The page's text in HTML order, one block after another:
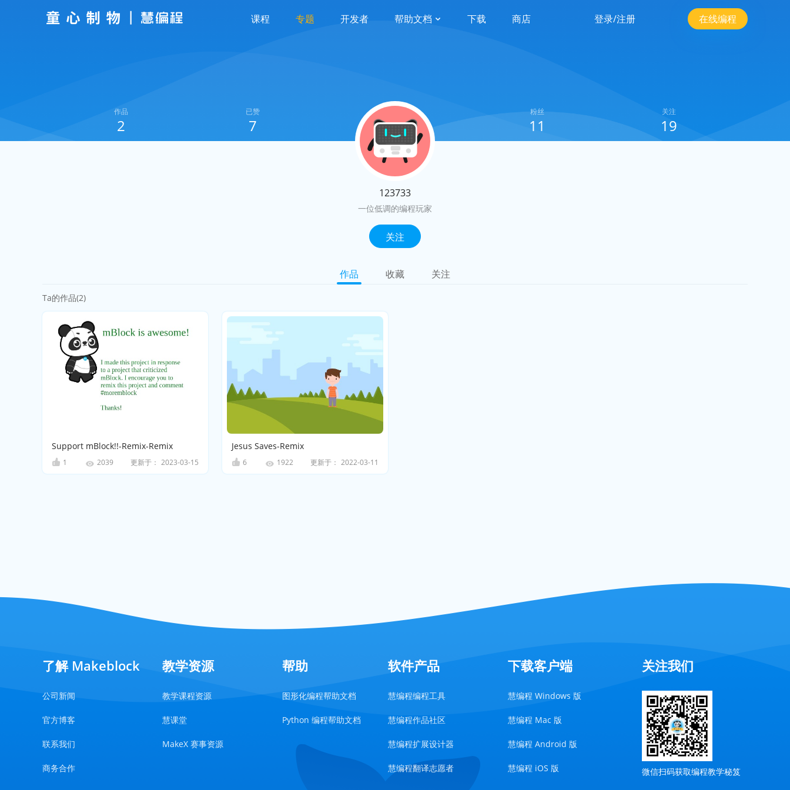
课程 专题 开发者 帮助文档 下载 商店 登录/注册 在线编程
作品
2
已赞
7
粉丝
11
关注
19
123733
一位低调的编程玩家
关注
作品 收藏 关注
Ta的作品(2)
Support mBlock!!-Remix-Remix
1 2039 更新于： 2023-03-15
Jesus Saves-Remix
6 1922 更新于： 2022-03-11
了解 Makeblock
公司新闻
官方博客
联系我们
商务合作
教学资源
教学课程资源
慧课堂
MakeX 赛事资源
帮助
图形化编程帮助文档
Python 编程帮助文档
软件产品
慧编程编程工具
慧编程作品社区
慧编程扩展设计器
慧编程翻译志愿者
下载客户端
慧编程 Windows 版
慧编程 Mac 版
慧编程 Android 版
慧编程 iOS 版
关注我们
微信扫码获取编程教学秘笈